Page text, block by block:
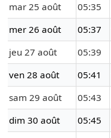
mar 25 août
05:35
mer 26 août
05:37
jeu 27 août
05:39
ven 28 août
05:41
sam 29 août
05:43
dim 30 août
05:45